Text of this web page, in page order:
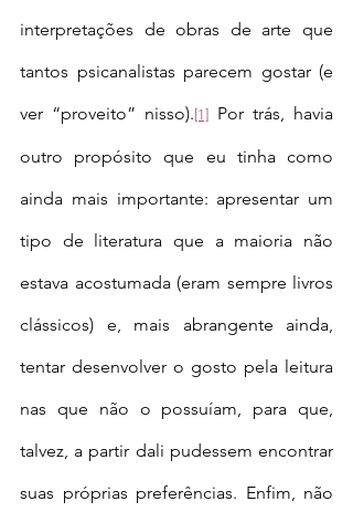
interpretações de obras de arte que
tantos psicanalistas parecem gostar (e
ver “proveito” nisso).[1] Por trás, havia
outro propósito que eu tinha como
ainda mais importante: apresentar um
tipo de literatura que a maioria não
estava acostumada (eram sempre livros
clássicos) e, mais abrangente ainda,
tentar desenvolver o gosto pela leitura
nas que não o possuíam, para que,
talvez, a partir dali pudessem encontrar
suas próprias preferências. Enfim, não